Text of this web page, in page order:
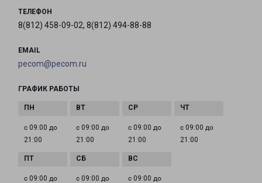
ТЕЛЕФОН
8(812) 458-09-02, 8(812) 494-88-88
EMAIL
pecom@pecom.ru
ГРАФИК РАБОТЫ
с 09:00 до
21:00
с 09:00 до
21:00
с 09:00 до
21:00
с 09:00 до
21:00
с 09:00 до
с 09:00 до
с 09:00 до